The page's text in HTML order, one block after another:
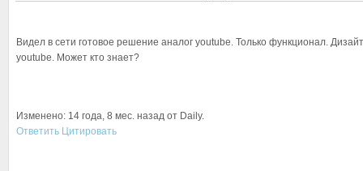
Видел в сети готовое решение аналог youtube. Только функционал.
youtube. Может кто знает?
Изменено: 14 года, 8 мес. назад от Daily.
Ответить Цитировать